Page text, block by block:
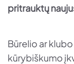
pritrauktų
Būrelio ar
kūrybiškumo